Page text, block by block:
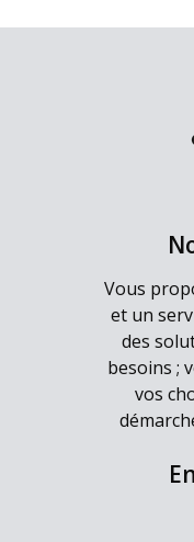
Vous
et un
des
besoins ;
vos